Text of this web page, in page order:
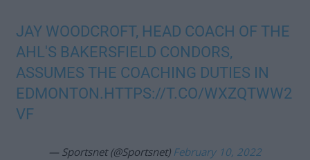
JAY WOODCROFT, HEAD COACH OF THE
AHL'S BAKERSFIELD CONDORS,
ASSUMES THE COACHING DUTIES IN
EDMONTON. HTTPS://T.CO/WXZQTWW2
VF
— Sportsnet (@Sportsnet) February 10, 2022